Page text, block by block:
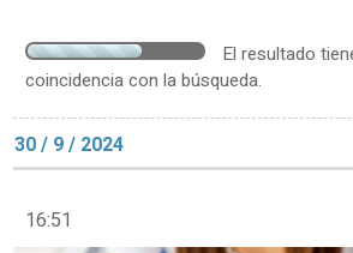
El resultado
coincidencia con la búsqueda.
30 / 9 / 2024
16:51